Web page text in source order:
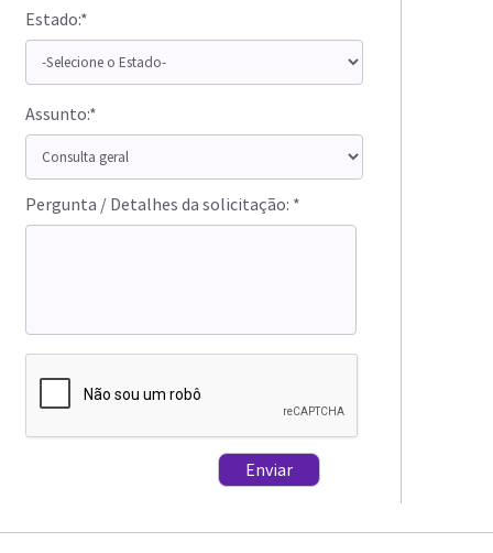
Estado:*
Assunto:*
Pergunta / Detalhes da solicitação: *
Enviar